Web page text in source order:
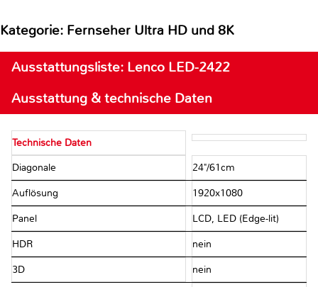
Kategorie: Fernseher Ultra HD und 8K
Ausstattungsliste: Lenco LED-2422
Ausstattung & technische Daten
Technische Daten
Diagonale 24"/​61cm
Auflösung 1920x1080
Panel LCD, LED (Edge-lit)
HDR nein
3D nein